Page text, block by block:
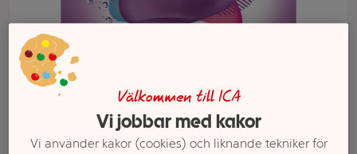
Välj butik och handla
Välkommen till ICA
Vi jobbar med kakor
Vi använder kakor (cookies) och liknande tekniker för